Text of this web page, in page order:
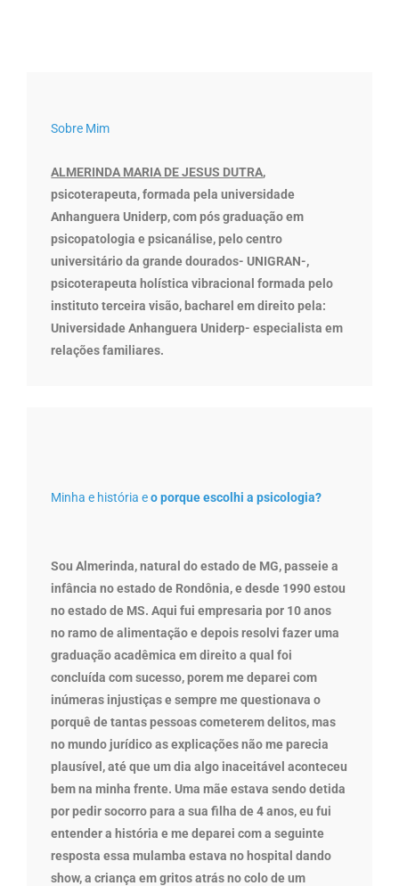
Sobre Mim
ALMERINDA MARIA DE JESUS DUTRA,
psicoterapeuta, formada pela universidade
Anhanguera Uniderp, com pós graduação em
psicopatologia e psicanálise, pelo centro
universitário da grande dourados- UNIGRAN-,
psicoterapeuta holística vibracional formada pelo
instituto terceira visão, bacharel em direito pela:
Universidade Anhanguera Uniderp- especialista em
relações familiares.
Minha e história eo porque escolhi a psicologia?
Sou Almerinda, natural do estado de MG, passeie a
infância no estado de Rondônia, e desde 1990 estou
no estado de MS. Aqui fui empresaria por 10 anos
no ramo de alimentação e depois resolvi fazer uma
graduação acadêmica em direito a qual foi
concluída com sucesso, porem me deparei com
inúmeras injustiças e sempre me questionava o
porquê de tantas pessoas cometerem delitos, mas
no mundo jurídico as explicações não me parecia
plausível, até que um dia algo inaceitável aconteceu
bem na minha frente. Uma mãe estava sendo detida
por pedir socorro para a sua filha de 4 anos, eu fui
entender a história e me deparei com a seguinte
resposta essa mulamba estava no hospital dando
show, a criança em gritos atrás no colo de um